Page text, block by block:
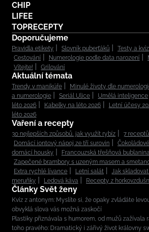
CHIP
LIFEE
TOPRECEPTY
Doporučujeme
Pravidla etikety Slovník puberťáků Testy a
Cestování
Numerologie podle data narození
Vítejte!
Grilování
Aktuální témata
Trendy v manikúře Minulé životy dle
a numerologie
Seriál Ulice Umělá inteligence
léto 2026
Kabelky na léto 2026 Letní účesy
léto 2026
Vaření a recepty
30 nejlepších způsobů, jak využít rybíz
7
Domácí iontový nápoj ze tří surovin
domácí housky
Francouzská třešňová
Zapečené brambory s uzeným masem a
Extra rychlé lívance
Letní salát
Jak
meruňky
Ledová káva Recepty z
Články Svět ženy
Kvíz z antonym: Myslíte si, že opaky zvládáte
obvyklá slova vás možná zaskočí
Plastiky přiznávala s humorem, od mužů zažívala
toho pravého: Dramatický i zářivý život královny